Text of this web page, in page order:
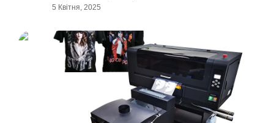
5 Квітня, 2025